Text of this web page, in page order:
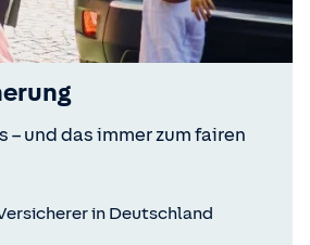
– und das immer zum fairen
in Deutschland